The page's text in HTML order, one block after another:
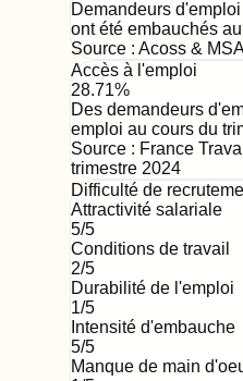
Demandeurs
ont été embauchés
Source : Acoss &
Accès à l'emploi
28.71%
Des demandeurs
emploi au cours du
Source : France
trimestre 2024
Difficulté de
Attractivité salariale
5/5
Conditions de travail
2/5
Durabilité de l'emploi
1/5
Intensité d'embauche
5/5
Manque de main